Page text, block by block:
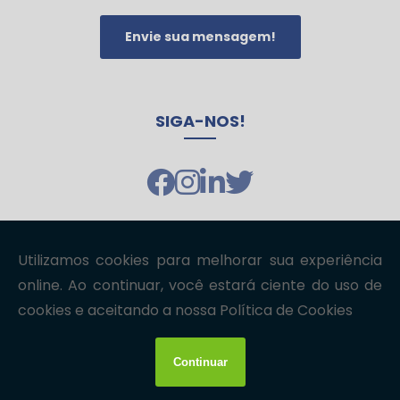
Benefícios do Cabeamento Estruturado em Data Center
Cabeamento Estruturado Data Center: Benefícios e Melhores
Cabeamento Estruturado em Data Centers: Guia Essencial para
Otimizar Sua Infraestrutura
Cabeamento Estruturado em Fibra Óptica
Cabeamento Estruturado Fibra Óptica: Como Escolher a Melhor
Solução
Cabeamento Estruturado Fibra Óptica: Como Escolher a Melhor
Cabeamento Estruturado Fibra Óptica: Guia Completo
Envie sua mensagem!
SIGA-NOS!
Copyright © datacriticalTI. (Lei 9610 de 19/02/1998)
W3C
W3C